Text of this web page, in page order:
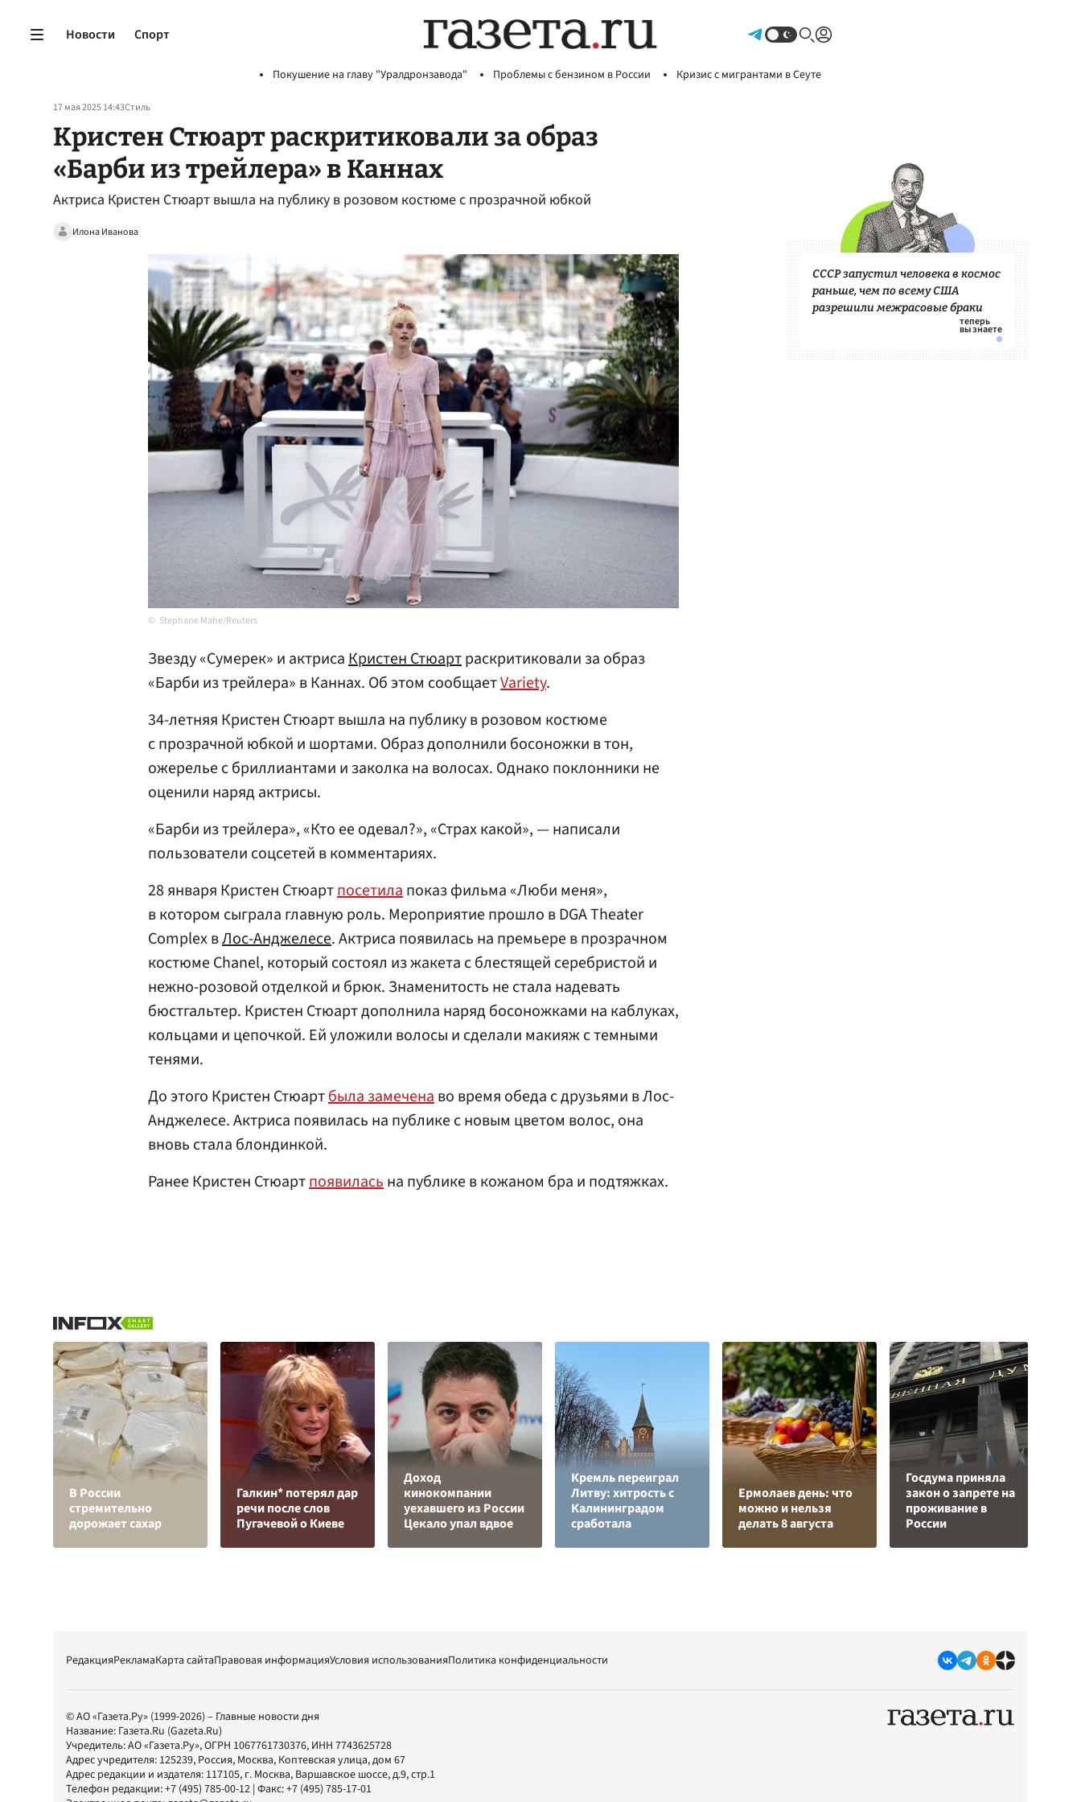
Новости Спорт
Покушение на главу "Уралдронзавода" Проблемы с бензином в России Кризис с мигрантами в Сеуте
17 мая 2025 14:43Стиль
Кристен Стюарт раскритиковали за образ
«Барби из трейлера» в Каннах
Актриса Кристен Стюарт вышла на публику в розовом костюме с прозрачной юбкой
Илона Иванова
Stephane Mahe/Reuters
Звезду «Сумерек» и актрисаКристен Стюартраскритиковали за образ
«Барби из трейлера» в Каннах. Об этом сообщаетVariety.
34-летняя Кристен Стюарт вышла на публику в розовом костюме
с прозрачной юбкой и шортами. Образ дополнили босоножки в тон,
ожерелье с бриллиантами и заколка на волосах. Однако поклонники не
оценили наряд актрисы.
«Барби из трейлера», «Кто ее одевал?», «Страх какой», — написали
пользователи соцсетей в комментариях.
28 января Кристен Стюартпосетилапоказ фильма «Люби меня»,
в котором сыграла главную роль. Мероприятие прошло в DGA Theater
Complex вЛос-Анджелесе. Актриса появилась на премьере в прозрачном
костюме Chanel, который состоял из жакета с блестящей серебристой и
нежно-розовой отделкой и брюк. Знаменитость не стала надевать
бюстгальтер. Кристен Стюарт дополнила наряд босоножками на каблуках,
кольцами и цепочкой. Ей уложили волосы и сделали макияж с темными
тенями.
До этого Кристен Стюартбыла замеченаво время обеда с друзьями в Лос-
Анджелесе. Актриса появилась на публике с новым цветом волос, она
вновь стала блондинкой.
Ранее Кристен Стюартпоявиласьна публике в кожаном бра и подтяжках.
СССР запустил человека в космос
раньше, чем по всему США
разрешили межрасовые браки
В России
стремительно
дорожает сахар
Галкин* потерял дар
речи после слов
Пугачевой о Киеве
Доход
кинокомпании
уехавшего из России
Цекало упал вдвое
Кремль переиграл
Литву: хитрость с
Калининградом
сработала
Ермолаев день: что
можно и нельзя
делать 8 августа
Госдума приняла
закон о запрете на
проживание в
России
РедакцияРекламаКарта сайтаПравовая информацияУсловия использованияПолитика конфиденциальности
© АО «Газета.Ру» (1999-2026) – Главные новости дня
Название: Газета.Ru (Gazeta.Ru)
Учредитель:АО «Газета.Ру», ОГРН 1067761730376, ИНН 7743625728
Адрес учредителя: 125239, Россия, Москва, Коптевская улица, дом 67
Адрес редакции и издателя: 117105, г. Москва, Варшавское шоссе, д.9, стр.1
Телефон редакции:+7 (495) 785-00-12 | Факс:+7 (495) 785-17-01